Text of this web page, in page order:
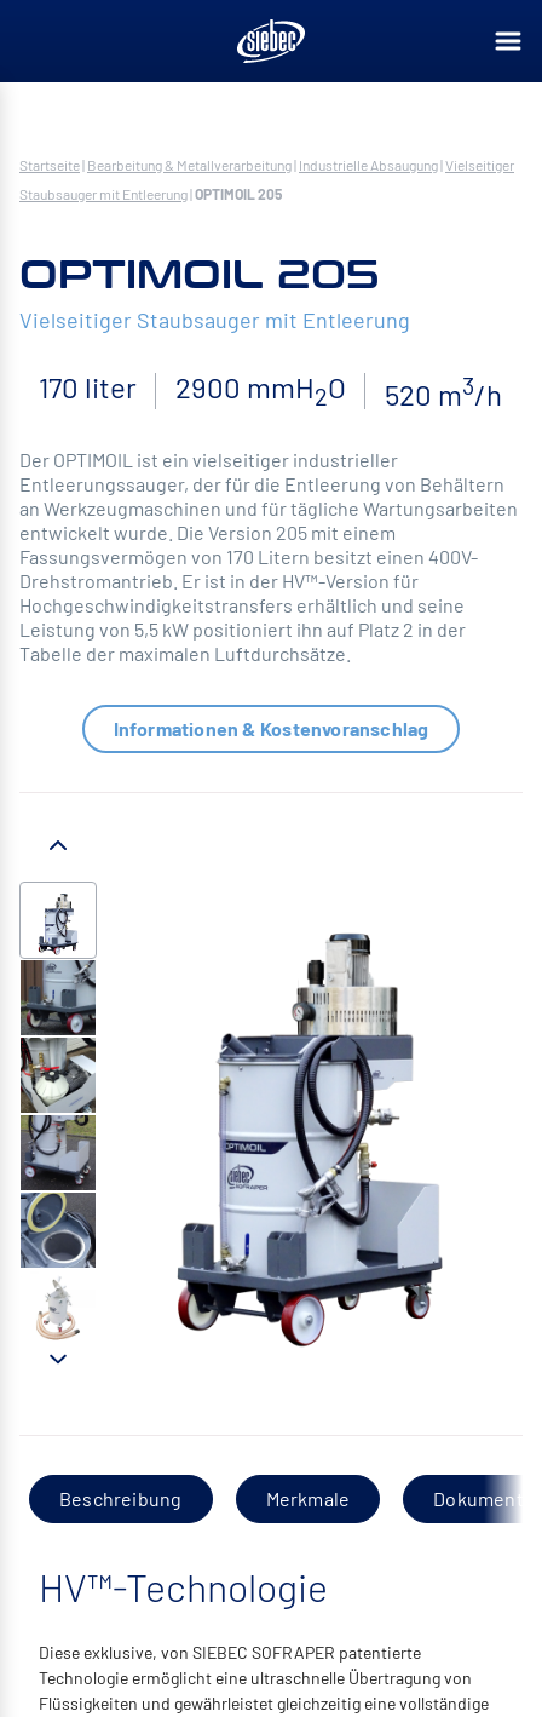
Startseite| Bearbeitung & Metallverarbeitung| Industrielle Absaugung|Vielseitiger
Staubsauger mit Entleerung|OPTIMOIL 205
OPTIMOIL 205
Vielseitiger Staubsauger mit Entleerung
170 liter 2900 mmH2O 520 m3/h
Der OPTIMOIL ist ein vielseitiger industrieller
Entleerungssauger, der für die Entleerung von Behältern
an Werkzeugmaschinen und für tägliche Wartungsarbeiten
entwickelt wurde. Die Version 205 mit einem
Fassungsvermögen von 170 Litern besitzt einen 400V-
Drehstromantrieb. Er ist in der HV™-Version für
Hochgeschwindigkeitstransfers erhältlich und seine
Leistung von 5,5 kW positioniert ihn auf Platz 2 in der
Tabelle der maximalen Luftdurchsätze.
Informationen & Kostenvoranschlag
Beschreibung Merkmale
HV™-Technologie
Diese exklusive, von SIEBEC SOFRAPER patentierte
Technologie ermöglicht eine ultraschnelle Übertragung von
Flüssigkeiten und gewährleistet gleichzeitig eine vollständige